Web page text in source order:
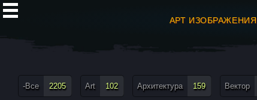
АРТ ИЗОБРАЖЕНИЯ
-Все 2205 Art 102 Архитектура 159 Вектор